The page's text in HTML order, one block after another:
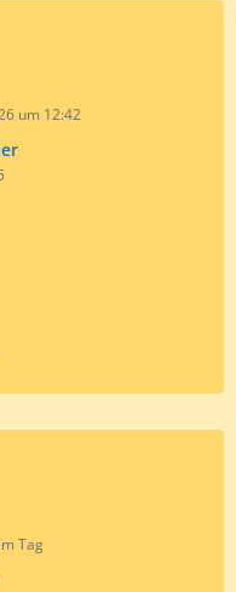
um 12:42
Tag